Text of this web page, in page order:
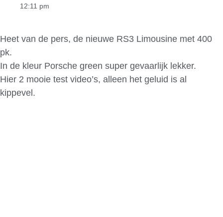
12:11 pm
Heet van de pers, de nieuwe RS3 Limousine met 400
pk.
In de kleur Porsche green super gevaarlijk lekker.
Hier 2 mooie test video’s, alleen het geluid is al
kippevel.